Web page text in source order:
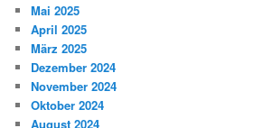
Mai 2025
April 2025
März 2025
Dezember 2024
November 2024
Oktober 2024
August 2024